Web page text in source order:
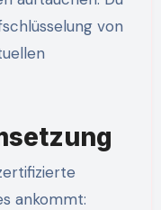
von
ankommt: